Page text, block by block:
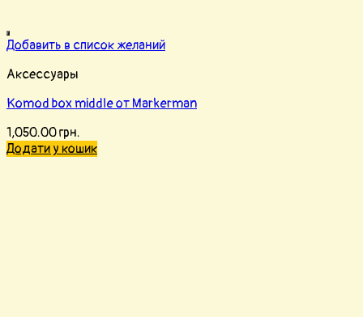
Добавить в список желаний
Аксессуары
Komod box middle от Markerman
1,050.00грн.
Додати у кошик